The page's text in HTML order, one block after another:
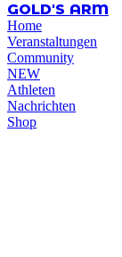
GOLD'S ARM
Home
Veranstaltungen
Community
NEW
Athleten
Nachrichten
Shop